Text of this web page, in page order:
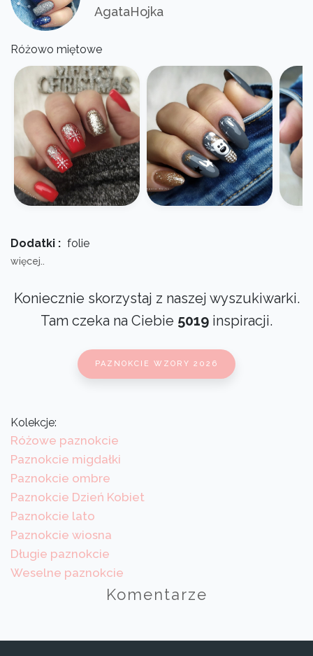
AgataHojka
Różowo miętowe
Dodatki : folie
więcej..
Koniecznie skorzystaj z naszej wyszukiwarki.
Tam czeka na Ciebie 5019 inspiracji.
PAZNOKCIE WZORY 2026
Kolekcje:
Różowe paznokcie
Paznokcie migdałki
Paznokcie ombre
Paznokcie Dzień Kobiet
Paznokcie lato
Paznokcie wiosna
Długie paznokcie
Weselne paznokcie
Komentarze